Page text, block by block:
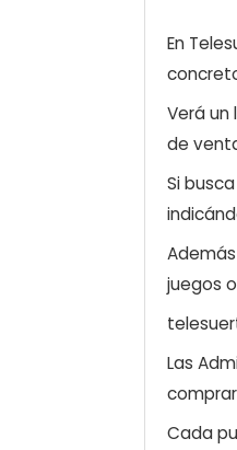
En
Verá
de
Si
juegos
Las
Cada